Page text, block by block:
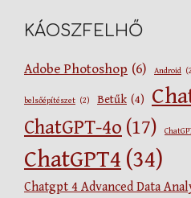
KÁOSZFELHŐ
Adobe Photoshop (6) Android
belsőépítészet (2) Betűk (4)
ChatGPT-4o (17)
ChatGPT4 (34)
Chatgpt 4 Advanced Data